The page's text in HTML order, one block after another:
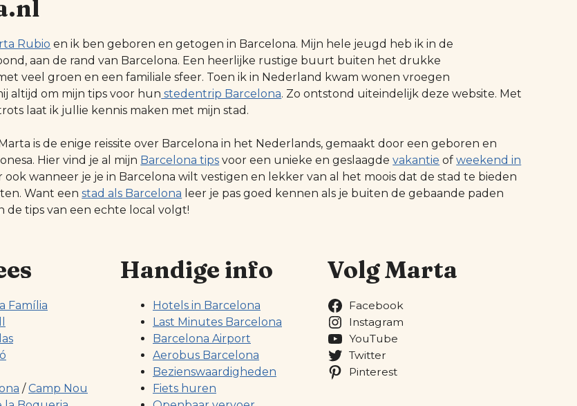
Rubio en ik ben geboren en getogen in Barcelona. Mijn hele jeugd heb ik in de
aan de rand van Barcelona. Een heerlijke rustige buurt buiten het drukke
veel groen en een familiale sfeer. Toen ik in Nederland kwam wonen vroegen
altijd om mijn tips voor hun stedentrip Barcelona. Zo ontstond uiteindelijk deze website. Met
laat ik jullie kennis maken met mijn stad.
is de enige reissite over Barcelona in het Nederlands, gemaakt door een geboren en
Hier vind je al mijn Barcelona tips voor een unieke en geslaagdevakantie ofweekend in
ook wanneer je je in Barcelona wilt vestigen en lekker van al het moois dat de stad te bieden
Want eenstad als Barcelona leer je pas goed kennen als je buiten de gebaande paden
de tips van een echte local volgt!
Família
/Camp Nou
Handige info
Hotels in Barcelona
Last Minutes Barcelona
Barcelona Airport
Aerobus Barcelona
Bezienswaardigheden
Fiets huren
Volg Marta
Facebook
Instagram
YouTube
Twitter
Pinterest